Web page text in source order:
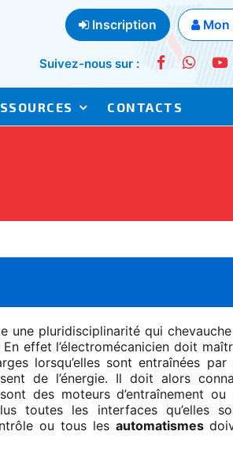
Inscription Mon
Suivez-nous sur :
CONTACTS
une pluridisciplinarité qui
effet l’électromécanicien doit
lorsqu’elles sont entraînées par
de l’énergie. Il doit alors
des moteurs d’entraînement ou
toutes les interfaces qu’elles
ou tous les automatismes